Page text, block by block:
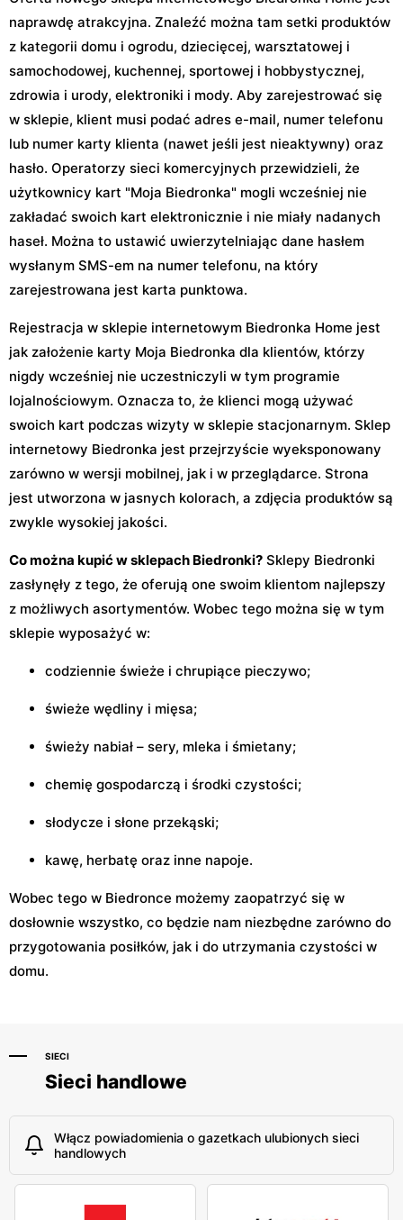
naprawdę atrakcyjna. Znaleźć można tam setki produktów
z kategorii domu i ogrodu, dziecięcej, warsztatowej i
samochodowej, kuchennej, sportowej i hobbystycznej,
zdrowia i urody, elektroniki i mody. Aby zarejestrować się
w sklepie, klient musi podać adres e-mail, numer telefonu
lub numer karty klienta (nawet jeśli jest nieaktywny) oraz
hasło. Operatorzy sieci komercyjnych przewidzieli, że
użytkownicy kart "Moja Biedronka" mogli wcześniej nie
zakładać swoich kart elektronicznie i nie miały nadanych
haseł. Można to ustawić uwierzytelniając dane hasłem
wysłanym SMS-em na numer telefonu, na który
zarejestrowana jest karta punktowa.
Rejestracja w sklepie internetowym Biedronka Home jest
jak założenie karty Moja Biedronka dla klientów, którzy
nigdy wcześniej nie uczestniczyli w tym programie
lojalnościowym. Oznacza to, że klienci mogą używać
swoich kart podczas wizyty w sklepie stacjonarnym. Sklep
internetowy Biedronka jest przejrzyście wyeksponowany
zarówno w wersji mobilnej, jak i w przeglądarce. Strona
jest utworzona w jasnych kolorach, a zdjęcia produktów są
zwykle wysokiej jakości.
Co można kupić w sklepach Biedronki? Sklepy Biedronki
zasłynęły z tego, że oferują one swoim klientom najlepszy
z możliwych asortymentów. Wobec tego można się w tym
sklepie wyposażyć w:
codziennie świeże i chrupiące pieczywo;
świeże wędliny i mięsa;
świeży nabiał – sery, mleka i śmietany;
chemię gospodarczą i środki czystości;
słodycze i słone przekąski;
kawę, herbatę oraz inne napoje.
Wobec tego w Biedronce możemy zaopatrzyć się w
dosłownie wszystko, co będzie nam niezbędne zarówno do
przygotowania posiłków, jak i do utrzymania czystości w
domu.
SIECI
Sieci handlowe
Włącz powiadomienia o gazetkach ulubionych sieci
handlowych